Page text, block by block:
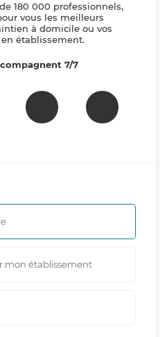
180 000 professionnels,
vous les meilleurs
à domicile ou vos
établissement.
7/7
mon établissement